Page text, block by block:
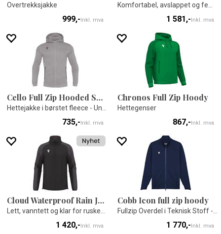
Overtrekksjakke
999,-Inkl. mva 1 581,-Inkl. mva
Cello Full Zip Hooded Sweatshirt
735,-Inkl. mva
Chronos Full Zip Hoody
Hettegenser
867,-Inkl. mva
Cloud Waterproof Rain Jacket
1 420,-Inkl. mva
Cobb Icon full zip hoody
1 770,-Inkl. mva